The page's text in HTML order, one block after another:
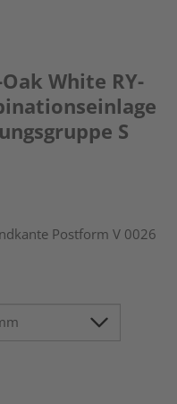
White RY-
S
Postform V 0026